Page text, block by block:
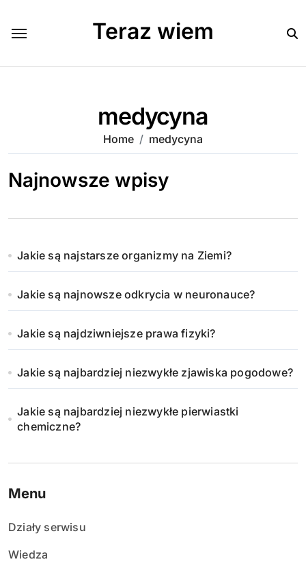
content
Teraz wiem
medycyna
Home medycyna
Najnowsze wpisy
Jakie są najstarsze organizmy na Ziemi?
Jakie są najnowsze odkrycia w neuronauce?
Jakie są najdziwniejsze prawa fizyki?
Jakie są najbardziej niezwykłe zjawiska pogodowe?
Jakie są najbardziej niezwykłe pierwiastki
chemiczne?
Menu
Działy serwisu
Wiedza